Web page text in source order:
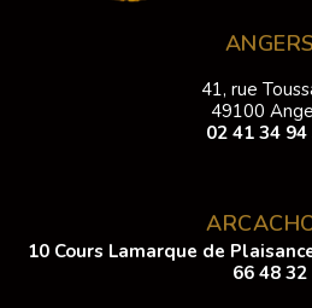
ANGERS
41, rue
49100
02 41 34 94
10 Cours Lamarque de
66 48 32